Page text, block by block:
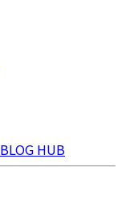
BLOG HUB